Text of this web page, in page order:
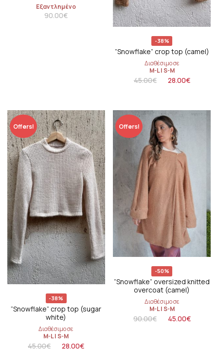
Εξαντλημένο
90.00€
-38%
”Snowflake” crop top (camel)
Διαθέσιμο σε
M-L|S-M
45.00€ 28.00€
Offers!
-38%
”Snowflake” crop top (sugar
white)
Διαθέσιμο σε
M-L|S-M
45.00€ 28.00€
Offers!
-50%
”Snowflake” oversized knitted
overcoat (camel)
Διαθέσιμο σε
M-L|S-M
90.00€ 45.00€